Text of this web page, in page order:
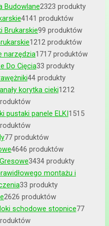
Budowlane2323 produkty
4141 produktów
Brukarskie99 produktów
1212 produktów
narzędzia1717 produktów
Do Cięcia33 produkty
44 produkty
korytka cieki1212
pustaki panele ELKI1515
77 produktów
4646 produktów
3434 produkty
montażu i
33 produkty
2626 produktów
schodowe stopnice77